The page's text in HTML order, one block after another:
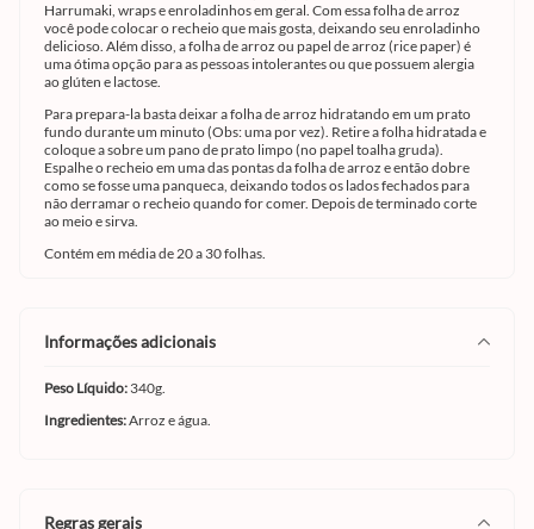
Harrumaki, wraps e enroladinhos em geral. Com essa folha de arroz
você pode colocar o recheio que mais gosta, deixando seu enroladinho
delicioso. Além disso, a folha de arroz ou papel de arroz (rice paper) é
uma ótima opção para as pessoas intolerantes ou que possuem alergia
ao glúten e lactose.
Para prepara-la basta deixar a folha de arroz hidratando em um prato
fundo durante um minuto (Obs: uma por vez). Retire a folha hidratada e
coloque a sobre um pano de prato limpo (no papel toalha gruda).
Espalhe o recheio em uma das pontas da folha de arroz e então dobre
como se fosse uma panqueca, deixando todos os lados fechados para
não derramar o recheio quando for comer. Depois de terminado corte
ao meio e sirva.
Contém em média de 20 a 30 folhas.
informações adicionais
Peso Líquido: 340g.
Ingredientes:Arroz e água.
regras gerais